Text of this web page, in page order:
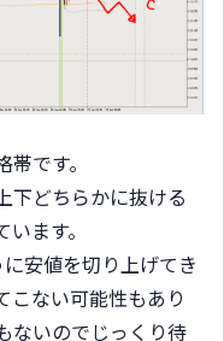
です。
下どちらかに抜ける
ます。
安値を切り上げてき
こない可能性もあり
ないのでじっくり待